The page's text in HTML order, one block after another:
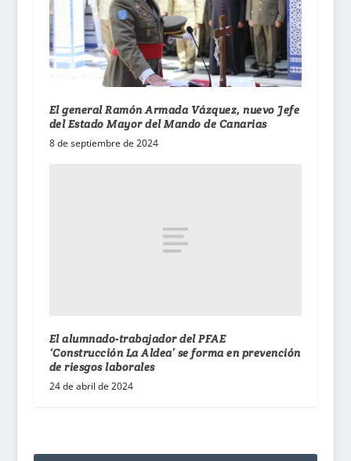
El general Ramón Armada Vázquez, nuevo Jefe
del Estado Mayor del Mando de Canarias
8 de septiembre de 2024
El alumnado-trabajador del PFAE
‘Construcción La Aldea’ se forma en prevención
de riesgos laborales
24 de abril de 2024